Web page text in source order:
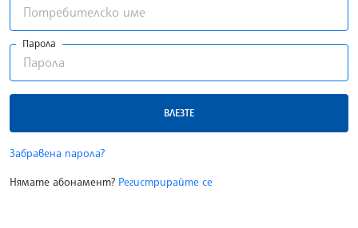
Парола
ВЛЕЗТЕ
Забравена парола?
Нямате абонамент? Регистрирайте се